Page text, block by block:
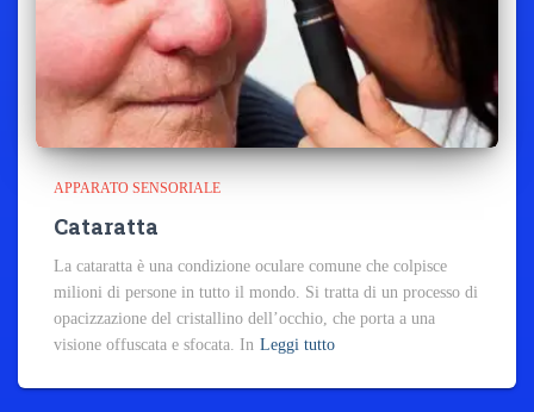
APPARATO SENSORIALE
Cataratta
La cataratta è una condizione oculare comune che colpisce
milioni di persone in tutto il mondo. Si tratta di un processo di
opacizzazione del cristallino dell’occhio, che porta a una
visione offuscata e sfocata. In Leggi tutto